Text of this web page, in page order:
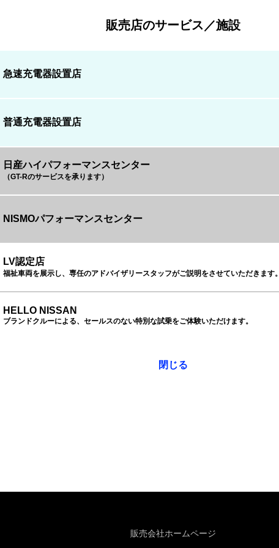
販売店のサービス／施設
急速充電器設置店
普通充電器設置店
日産ハイパフォーマンスセンター
（GT-Rのサービスを承ります）
NISMOパフォーマンスセンター
LV認定店
福祉車両を展示し、専任のアドバイザリースタッフがご説明をさせていただきます。
HELLO NISSAN
ブランドクルーによる、セールスのない特別な試乗をご体験いただけます。
閉じる
販売会社ホームページ